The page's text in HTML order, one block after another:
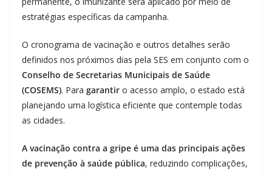
estratégias específicas da campanha.
O cronograma de vacinação e outros detalhes serão
definidos nos próximos dias pela SES em conjunto com o
Conselho de Secretarias Municipais de Saúde
(COSEMS). Para garantir o acesso amplo, o estado está
planejando uma logística eficiente que contemple todas
as cidades.
A vacinação contra a gripe é uma das principais ações
de prevenção à saúde pública, reduzindo complicações,